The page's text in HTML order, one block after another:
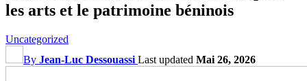
les arts et le patrimoine béninois
Uncategorized
By Jean-Luc Dessouassi Last updated Mai 26, 2026